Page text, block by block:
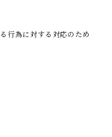
行為に対する対応のため